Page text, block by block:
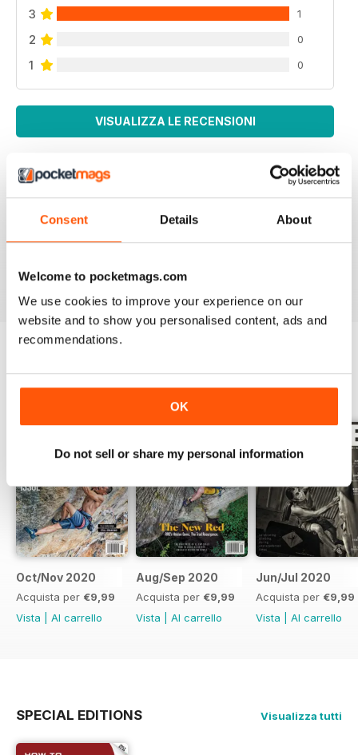
Consent Details About
Welcome to pocketmags.com
We use cookies to improve your experience on our
website and to show you personalised content, ads and
recommendations.
OK
Do not sell or share my personal information
3 1
2 0
1 0
VISUALIZZA LE RECENSIONI
deal
EDIZIONI INDIETRO
Oct/Nov 2020
Acquista per €9,99
Vista
Al carrello
Aug/Sep 2020
Acquista per €9,99
Vista
Al carrello
Jun/Jul 2020
Acquista per €9,99
Vista
Al carrello
SPECIAL EDITIONS Visualizza tutti